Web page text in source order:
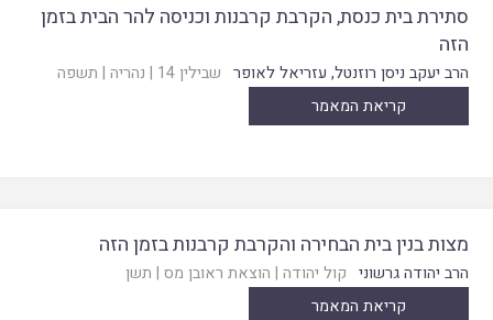
סתירת בית כנסת, הקרבת קרבנות וכניסה להר הבית בזמן
הזה
הרב יעקב ניסן רוזנטל, עזריאל לאופר שבילין 14 | נהריה | תשפה
קריאת המאמר
מצות בנין בית הבחירה והקרבת קרבנות בזמן הזה
הרב יהודה גרשוני קול יהודה | הוצאת ראובן מס | תשן
קריאת המאמר